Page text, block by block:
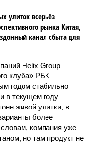
улиток всерьёз
рынка Китая,
канал сбыта для
Helix Group
клуба» РБК
годом стабильно
в текущем году
живой улитки, в
более
компания уже
но там продукт не